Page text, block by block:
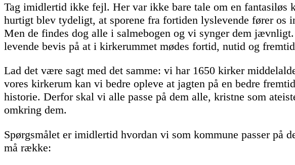
Tag imidlertid ikke fejl. Her var ikke bare tale om en fantasiløs
hurtigt blev tydeligt, at sporene fra fortiden lyslevende fører
Men de findes dog alle i salmebogen og vi synger dem
levende bevis på at i kirkerummet mødes fortid, nutid og
Lad det være sagt med det samme: vi har 1650 kirker
vores kirkerum kan vi bedre opleve at jagten på en bedre
historie. Derfor skal vi alle passe på dem alle, kristne som
omkring dem.
Spørgsmålet er imidlertid hvordan vi som kommune passer på
må række: